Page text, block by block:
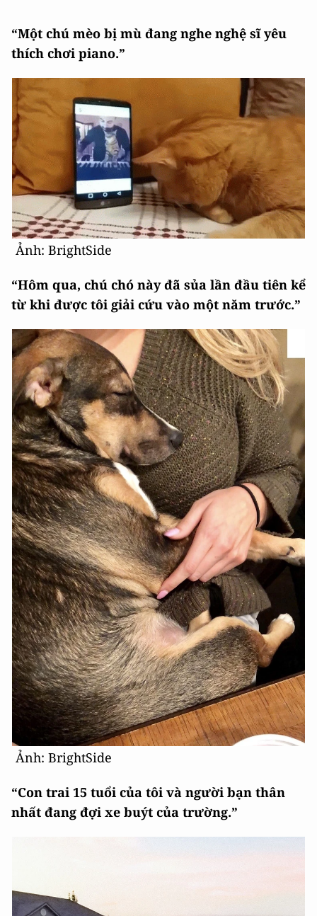
“Một chú mèo bị mù đang nghe nghệ sĩ yêu
thích chơi piano.”
Ảnh: BrightSide
“Hôm qua, chú chó này đã sủa lần đầu tiên kể
từ khi được tôi giải cứu vào một năm trước.”
Ảnh: BrightSide
“Con trai 15 tuổi của tôi và người bạn thân
nhất đang đợi xe buýt của trường.”